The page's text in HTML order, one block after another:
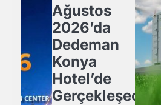
Ağustos
2026’da
Dedeman
Konya
Hotel’de
Gerçekleşecek